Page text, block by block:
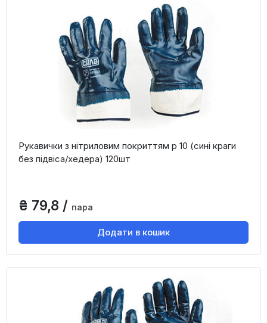
Рукавички з нітриловим покриттям р 10 (сині краги
без підвіса/хедера) 120шт
₴ 79,8 / пара
Додати в кошик